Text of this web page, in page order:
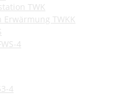
TWK
TWKK
4
4